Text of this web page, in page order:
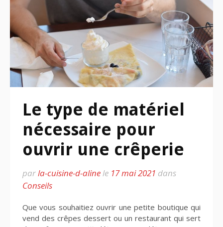
Le type de matériel
nécessaire pour
ouvrir une crêperie
parla-cuisine-d-alinele 17 mai 2021 dans
Conseils
Que vous souhaitiez ouvrir une petite boutique qui
vend des crêpes dessert ou un restaurant qui sert